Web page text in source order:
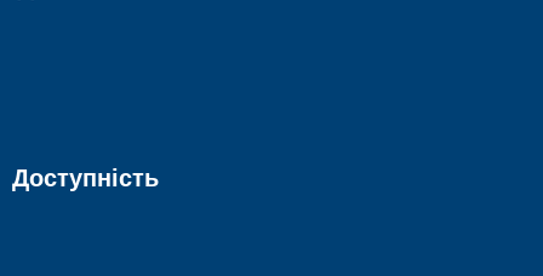
Доступність